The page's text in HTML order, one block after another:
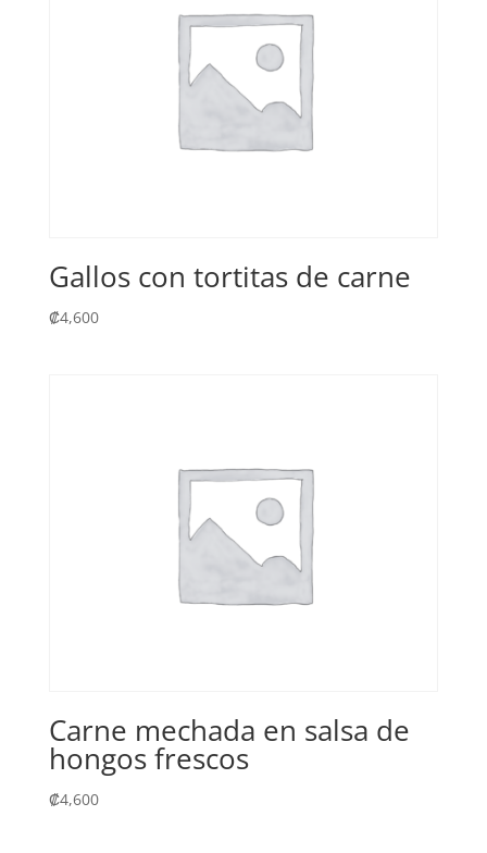
Gallos con tortitas de carne
₡4,600
Carne mechada en salsa de
hongos frescos
₡4,600